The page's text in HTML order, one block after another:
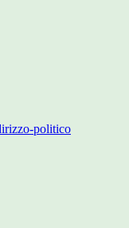
politico